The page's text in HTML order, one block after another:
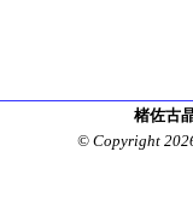
楮佐古
© Copyright